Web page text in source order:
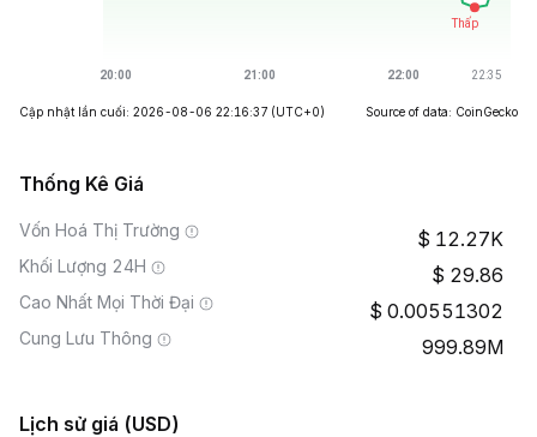
Cập nhật lần cuối: 2026-08-06 22:16:37 (UTC+0) Source of data: CoinGecko
Thống Kê Giá
Vốn Hoá Thị Trường 12.27K
Khối Lượng 24H 29.86
Cao Nhất Mọi Thời Đại 0.00551302
Cung Lưu Thông 999.89M
Lịch sử giá (USD)